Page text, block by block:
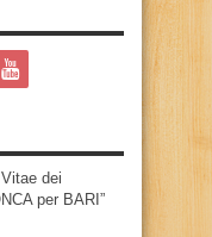
dei
per BARI”